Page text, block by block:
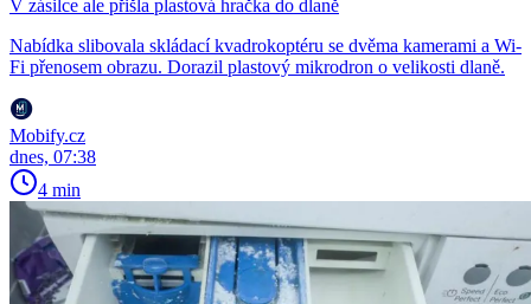
V zásilce ale přišla plastová hračka do dlaně
Nabídka slibovala skládací kvadrokoptéru se dvěma kamerami a Wi-
Fi přenosem obrazu. Dorazil plastový mikrodron o velikosti dlaně.
Mobify.cz
dnes, 07:38
4 min